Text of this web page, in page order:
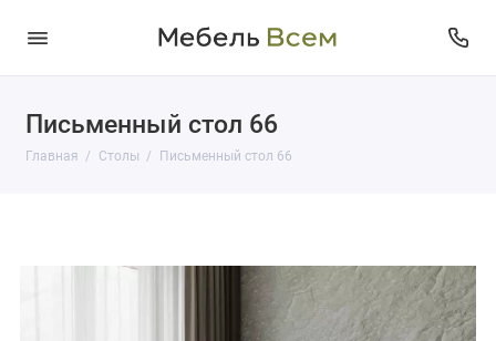
Письменный стол 66
Главная Столы Письменный стол 66